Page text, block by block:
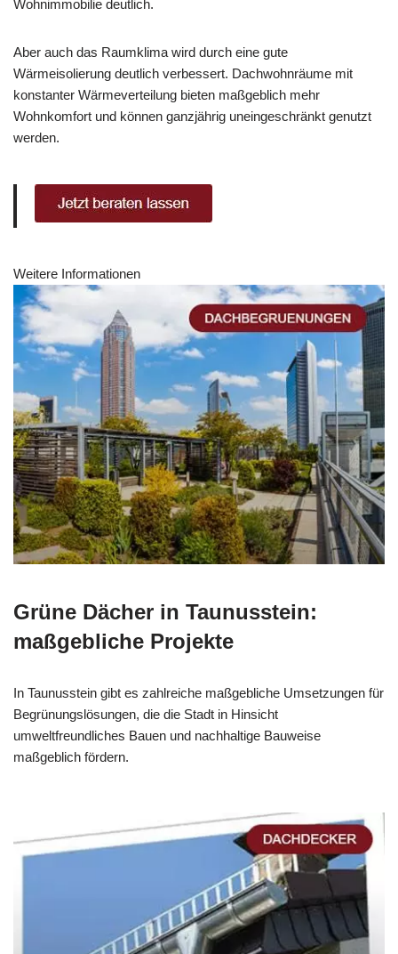
Wohnimmobilie deutlich.
Aber auch das Raumklima wird durch eine gute
Wärmeisolierung deutlich verbessert. Dachwohnräume mit
konstanter Wärmeverteilung bieten maßgeblich mehr
Wohnkomfort und können ganzjährig uneingeschränkt genutzt
werden.
Weitere Informationen
Grüne Dächer in Taunusstein:
maßgebliche Projekte
In Taunusstein gibt es zahlreiche maßgebliche Umsetzungen für
Begrünungslösungen, die die Stadt in Hinsicht
umweltfreundliches Bauen und nachhaltige Bauweise
maßgeblich fördern.